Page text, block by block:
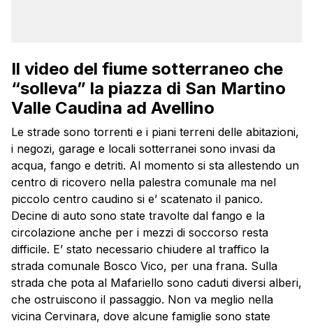
Il video del fiume sotterraneo che
“solleva” la piazza di San Martino
Valle Caudina ad Avellino
Le strade sono torrenti e i piani terreni delle abitazioni,
i negozi, garage e locali sotterranei sono invasi da
acqua, fango e detriti. Al momento si sta allestendo un
centro di ricovero nella palestra comunale ma nel
piccolo centro caudino si e’ scatenato il panico.
Decine di auto sono state travolte dal fango e la
circolazione anche per i mezzi di soccorso resta
difficile. E’ stato necessario chiudere al traffico la
strada comunale Bosco Vico, per una frana. Sulla
strada che pota al Mafariello sono caduti diversi alberi,
che ostruiscono il passaggio. Non va meglio nella
vicina Cervinara, dove alcune famiglie sono state